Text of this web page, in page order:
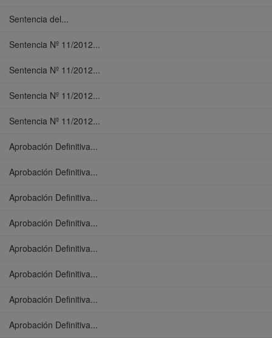
Sentencia del...
Sentencia Nº 11/2012...
Sentencia Nº 11/2012...
Sentencia Nº 11/2012...
Sentencia Nº 11/2012...
Aprobación Definitiva...
Aprobación Definitiva...
Aprobación Definitiva...
Aprobación Definitiva...
Aprobación Definitiva...
Aprobación Definitiva...
Aprobación Definitiva...
Aprobación Definitiva...